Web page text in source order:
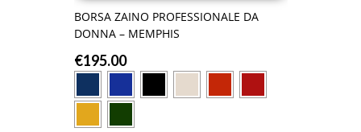
BORSA ZAINO PROFESSIONALE DA
DONNA – MEMPHIS
€195.00